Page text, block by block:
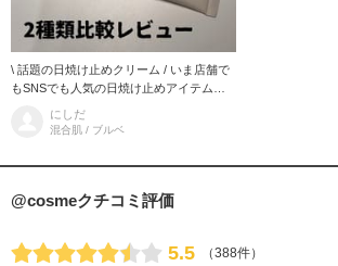
\ 話題の日焼け止めクリーム / いま店舗で
もSNSでも人気の日焼け止めアイテム！ 2
サンクリーム まるで
にしだ
混合肌 / ブルベ
@cosmeクチコミ評価
5.5 （388件）